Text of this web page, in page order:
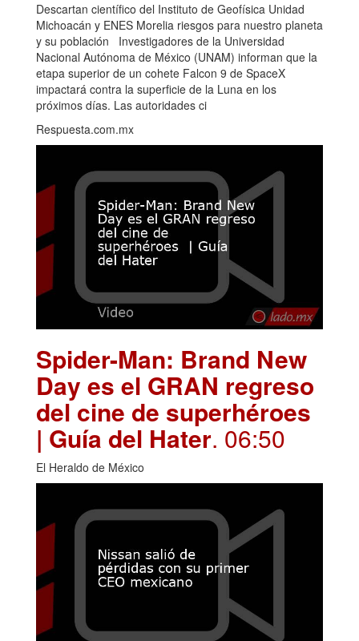
Descartan científico del Instituto de Geofísica Unidad
Michoacán y ENES Morelia riesgos para nuestro planeta
y su población Investigadores de la Universidad
Nacional Autónoma de México (UNAM) informan que la
etapa superior de un cohete Falcon 9 de SpaceX
impactará contra la superficie de la Luna en los
próximos días. Las autoridades ci
Respuesta.com.mx
Spider-Man: Brand New
Day es el GRAN regreso
del cine de superhéroes
| Guía del Hater. 06:50
El Heraldo de México